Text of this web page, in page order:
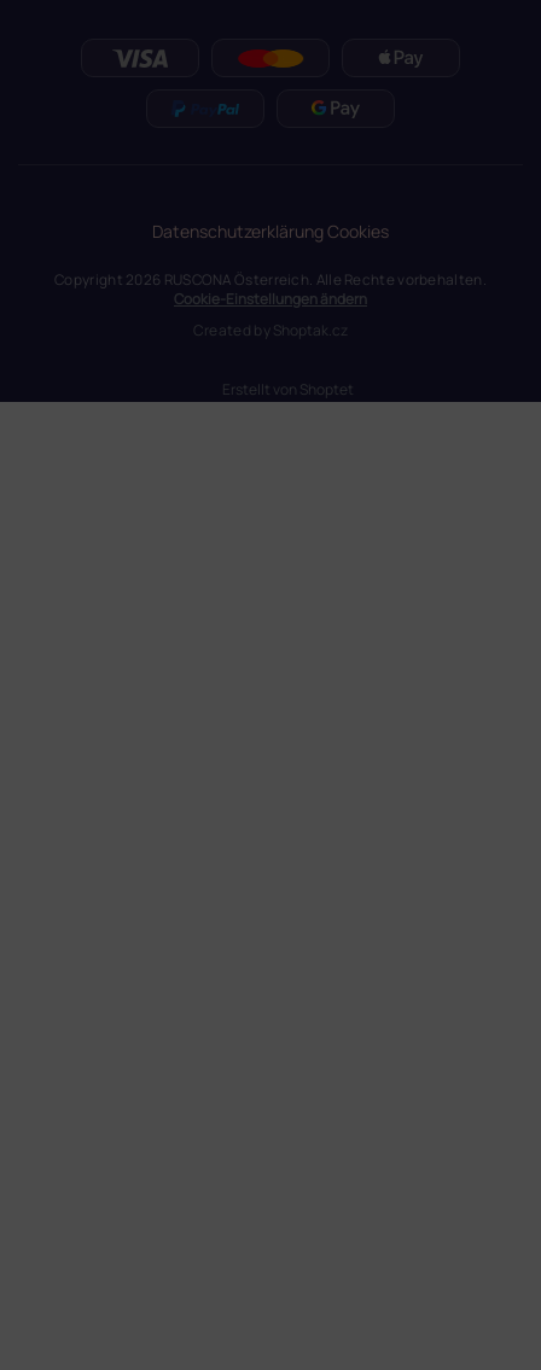
DatenschutzerklärungCookies
Erstellt von Shoptet
Copyright 2026 RUSCONA Österreich. Alle Rechte vorbehalten.
Cookie-Einstellungen ändern
Created byShoptak.cz